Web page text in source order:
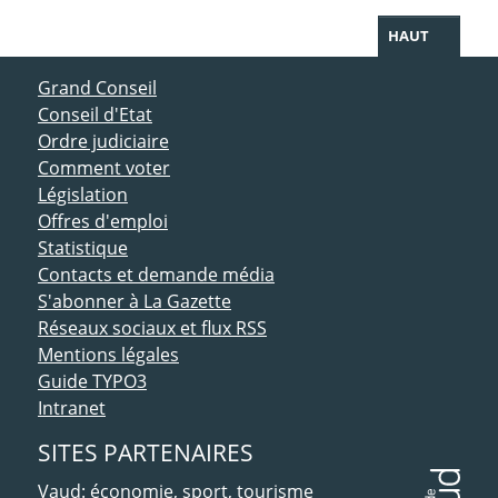
HAUT
ACCÈS DIRECT
Grand Conseil
Conseil d'Etat
Ordre judiciaire
Comment voter
Législation
Offres d'emploi
Statistique
Contacts et demande média
S'abonner à La Gazette
Réseaux sociaux et flux RSS
Mentions légales
Guide TYPO3
Intranet
SITES PARTENAIRES
Vaud: économie, sport, tourisme